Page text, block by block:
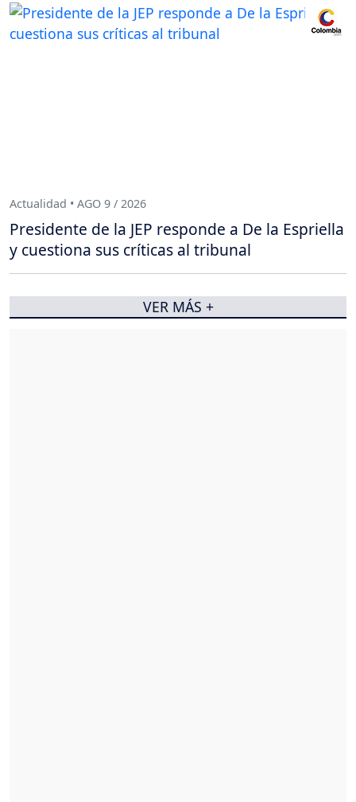
Actualidad • AGO 9 / 2026
Presidente de la JEP responde a De la Espriella
y cuestiona sus críticas al tribunal
VER MÁS +